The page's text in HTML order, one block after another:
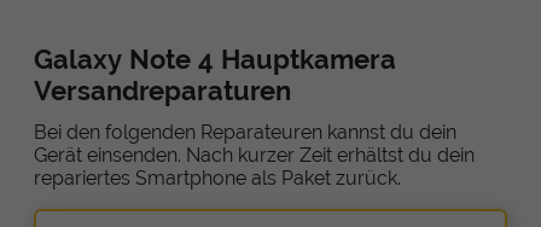
Galaxy Note 4 Hauptkamera
Versandreparaturen
Bei den folgenden Reparateuren kannst du dein
Gerät einsenden. Nach kurzer Zeit erhältst du dein
repariertes Smartphone als Paket zurück.